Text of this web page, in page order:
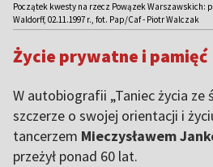
Początek kwesty na rzecz Powązek Warszawskich:
Waldorff, 02.11.1997 r., fot. Pap/Caf - Piotr Walczak
Życie prywatne i pamięć
W autobiografii „Taniec życia ze
szczerze o swojej orientacji i
tancerzem Mieczysławem
przeżył ponad 60 lat.